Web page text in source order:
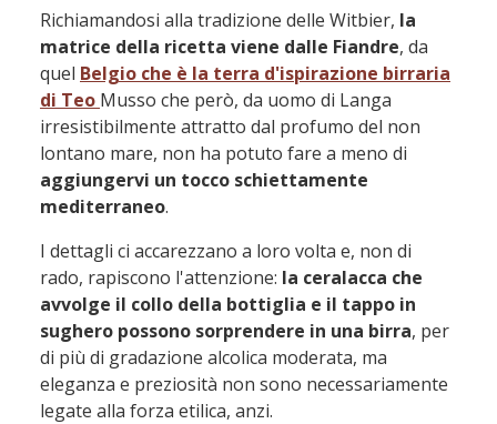
Richiamandosi alla tradizione delle Witbier, la
matrice della ricetta viene dalle Fiandre, da
quel Belgio che è la terra d'ispirazione birraria
di Teo Musso che però, da uomo di Langa
irresistibilmente attratto dal profumo del non
lontano mare, non ha potuto fare a meno di
aggiungervi un tocco schiettamente
mediterraneo.
I dettagli ci accarezzano a loro volta e, non di
rado, rapiscono l'attenzione: la ceralacca che
avvolge il collo della bottiglia e il tappo in
sughero possono sorprendere in una birra, per
di più di gradazione alcolica moderata, ma
eleganza e preziosità non sono necessariamente
legate alla forza etilica, anzi.